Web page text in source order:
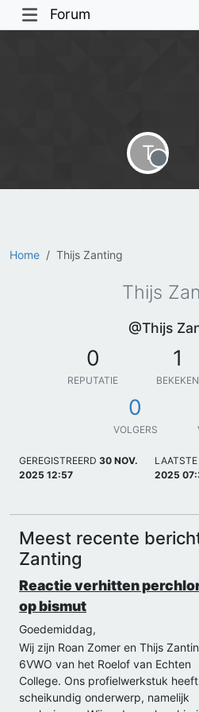
Forum
Home Thijs Zanting
T
Thijs
@Thijs
0
REPUTATIE
1
BEKEKEN
0
VOLGERS
GEREGISTREERD 30 NOV.
2025 12:57
LAATSTE
2025
Meest recente
Zanting
Reactie verhitten
op bismut
Goedemiddag,
Wij zijn Roan Zomer en Thijs
6VWO van het Roelof van Echten
College. Ons profielwerkstuk
scheikundig onderwerp, namelijk